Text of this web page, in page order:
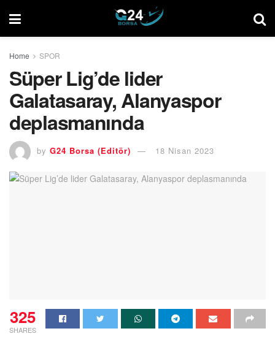
Home SPOR
Süper Lig’de lider
Galatasaray, Alanyaspor
deplasmanında
by G24 Borsa (Editör) 18 Nisan 2023
325
SHARES